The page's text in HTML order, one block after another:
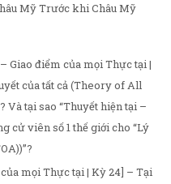
Mỹ Trước khi Châu Mỹ
Giao điểm của mọi Thực tại |
của tất cả (Theory of All
Và tại sao “Thuyết hiện tại –
cử viên số 1 thế giới cho “Lý
mọi Thực tại | Kỳ 24] – Tại